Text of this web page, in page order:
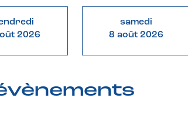
2026
samedi
8 août 2026